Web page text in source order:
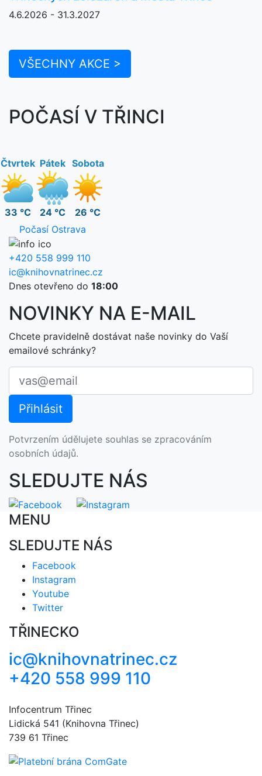
4.6.2026 - 31.3.2027
VŠECHNY AKCE >
POČASÍ V TŘINCI
Čtvrtek
33 °C
Pátek
24 °C
Sobota
26 °C
Počasí Ostrava
+420 558 999 110
ic@knihovnatrinec.cz
Dnes otevřeno do 18:00
NOVINKY NA E-MAIL
Chcete pravidelně dostávat naše novinky do Vaší
emailové schránky?
Potvrzením údělujete souhlas se zpracováním
osobních údajů.
SLEDUJTE NÁS
MENU
SLEDUJTE NÁS
Facebook
Instagram
Youtube
Twitter
TŘINECKO
ic@knihovnatrinec.cz
+420 558 999 110
Infocentrum Třinec
Lidická 541 (Knihovna Třinec)
739 61 Třinec